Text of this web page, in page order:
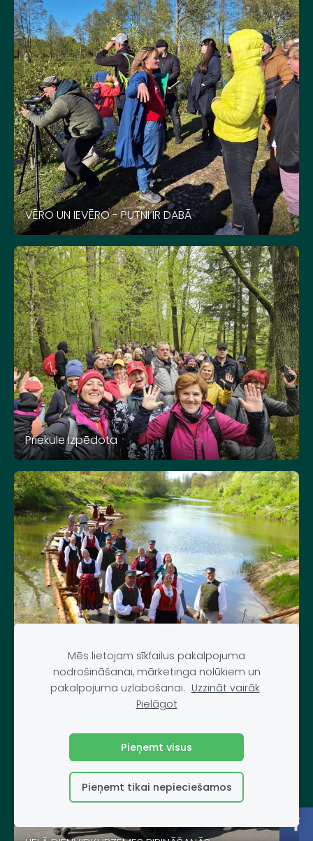
VĒRO UN IEVĒRO - PUTNI IR DABĀ
Priekule Izpēdota
Mēs lietojam sīkfailus pakalpojuma
nodrošināšanai, mārketinga nolūkiem un
pakalpojuma uzlabošanai. Uzzināt vairāk
Pielāgot
Pieņemt visus
Pieņemt tikai nepieciešamos